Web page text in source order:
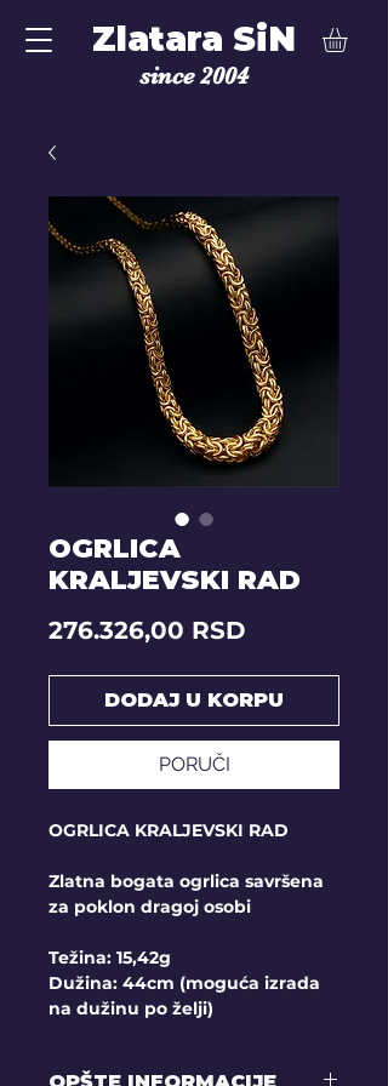
Zlatara SiN
since 2004
OGRLICA
KRALJEVSKI RAD
276.326,00 RSD
DODAJ U KORPU
PORUČI
OGRLICA KRALJEVSKI RAD
Zlatna bogata ogrlica savršena
za poklon dragoj osobi
Težina: 15,42g
Dužina: 44cm (moguća izrada
na dužinu po želji)